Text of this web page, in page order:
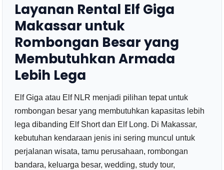
Layanan Rental Elf Giga
Makassar untuk
Rombongan Besar yang
Membutuhkan Armada
Lebih Lega
Elf Giga atau Elf NLR menjadi pilihan tepat untuk
rombongan besar yang membutuhkan kapasitas lebih
lega dibanding Elf Short dan Elf Long. Di Makassar,
kebutuhan kendaraan jenis ini sering muncul untuk
perjalanan wisata, tamu perusahaan, rombongan
bandara, keluarga besar, wedding, study tour,